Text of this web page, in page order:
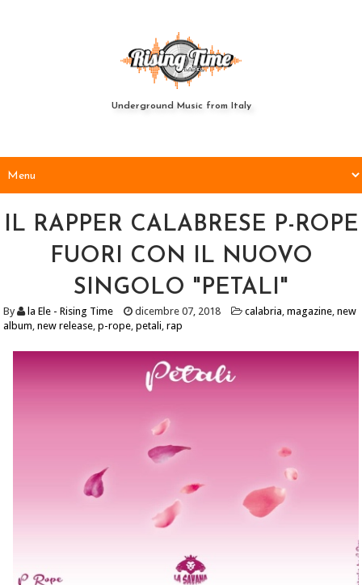
Underground Music from Italy
IL RAPPER CALABRESE P-ROPE
FUORI CON IL NUOVO
SINGOLO "PETALI"
By la Ele - Rising Time dicembre 07, 2018 calabria,magazine,new
album,new release,p-rope,petali,rap